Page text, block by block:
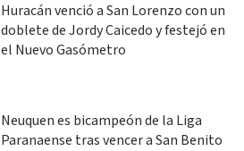
Huracán venció a San Lorenzo con un
doblete de Jordy Caicedo y festejó en
el Nuevo Gasómetro
Neuquen es bicampeón de la Liga
Paranaense tras vencer a San Benito